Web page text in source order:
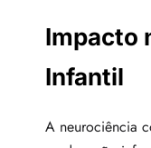
Impacto
Infantil
A neurociência